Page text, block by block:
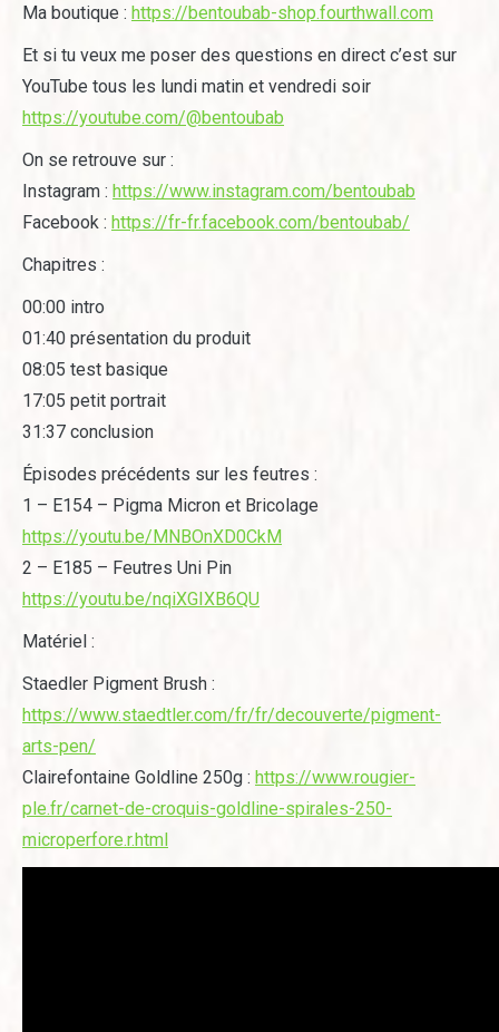
Ma boutique : https://bentoubab-shop.fourthwall.com
Et si tu veux me poser des questions en direct c’est sur
YouTube tous les lundi matin et vendredi soir
https://youtube.com/@bentoubab
On se retrouve sur :
Instagram : https://www.instagram.com/bentoubab
Facebook : https://fr-fr.facebook.com/bentoubab/
Chapitres :
00:00 intro
01:40 présentation du produit
08:05 test basique
17:05 petit portrait
31:37 conclusion
Épisodes précédents sur les feutres :
1 – E154 – Pigma Micron et Bricolage
https://youtu.be/MNBOnXD0CkM
2 – E185 – Feutres Uni Pin
https://youtu.be/nqiXGIXB6QU
Matériel :
Staedler Pigment Brush :
https://www.staedtler.com/fr/fr/decouverte/pigment-
arts-pen/
Clairefontaine Goldline 250g : https://www.rougier-
ple.fr/carnet-de-croquis-goldline-spirales-250-
microperfore.r.html